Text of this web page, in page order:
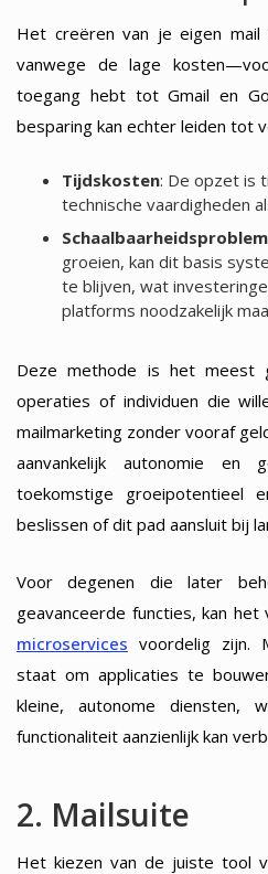
Het creëren van je eigen mail
vanwege de lage
toegang hebt tot Gmail en
besparing kan echter leiden tot
Tijdskosten: De opzet is
technische vaardigheden
groeien, kan dit basis
te blijven, wat
platforms noodzakelijk
Deze methode is het meest
operaties of individuen die
mailmarketing zonder vooraf
aanvankelijk autonomie en
toekomstige groeipotentieel
beslissen of dit pad aansluit bij
Voor degenen die later
geavanceerde functies, kan
microservices voordelig zijn.
staat om applicaties te
kleine, autonome diensten,
functionaliteit aanzienlijk kan
2. Mailsuite
Het kiezen van de juiste tool